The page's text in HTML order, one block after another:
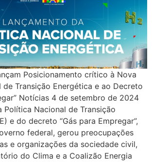
widget-image .widget-image-caption{color:var( –e-global-color-text );font-family:var( –e-global-typography-text-font-family ), Sans-serif;font-size:var( –e-global-typography-text-font-size );font-weight:var( –e-global-typography-text-font-weight );}.elementor-849 .elementor-element.elementor-element-4de3c7a4 > .elementor-widget-container{margin:-10px 0px 0px 0px;}.elementor-849 .elementor-element.elementor-element-5b0c3515{–display:flex;–flex-direction:row;–container-widget-width:initial;–container-widget-height:100%;–container-widget-flex-grow:1;–container-widget-align-self:stretch;–flex-wrap-mobile:wrap;–gap:0px 0px;–background-transition:0.3s;}.elementor-849 .elementor-element.elementor-element-4a0b3582{–display:flex;–flex-direction:column;–container-widget-width:100%;–container-widget-height:initial;–container-widget-flex-grow:0;–container-widget-align-self:initial;–flex-wrap-mobile:wrap;–background-transition:0.3s;}.elementor-849 .elementor-element.elementor-element-4a0b3582.e-con{–flex-grow:0;–flex-shrink:0;}.elementor-widget-heading .elementor-heading-title{color:var( –e-global-color-primary );font-family:var( –e-global-typography-primary-font-family ), Sans-serif;font-size:var( –e-global-typography-primary-font-size );font-weight:var( –e-global-typography-primary-font-weight );}.elementor-widget-text-editor{color:var( –e-global-color-text );font-family:var( –e-global-typography-text-font-family ), Sans-serif;font-size:var( –e-global-typography-text-font-size );font-weight:var( –e-global-typography-text-font-weight );}.elementor-widget-text-editor.elementor-drop-cap-view-stacked .elementor-drop-cap{background-color:var( –e-global-color-primary );}.elementor-widget-text-editor.elementor-drop-cap-view-framed .elementor-drop-cap, .elementor-widget-text-editor.elementor-drop-cap-view-default .elementor-drop-cap{color:var( –e-global-color-primary );border-color:var( –e-global-color-primary );}.elementor-849 .elementor-element.elementor-element-62327620{text-align:justify;color:#646464;}.elementor-849 .elementor-element.elementor-element-62327620 > .elementor-widget-container{margin:10px 10px 10px 10px;padding:10px 10px 10px 10px;}.elementor-widget-button .elementor-button{font-family:var( –e-global-typography-accent-font-family ), Sans-serif;font-size:var( –e-global-typography-accent-font-size );font-weight:var( –e-global-typography-accent-font-weight );background-color:var( –e-global-color-accent );}.elementor-849 .elementor-element.elementor-element-ee238a2 .elementor-button{font-family:”Roboto”, Sans-serif;font-size:30px;font-weight:500;text-decoration:none;}.elementor-849 .elementor-element.elementor-element-1b4e96ce .wpr-post-navigation-wrap{border-color:#e8e8e8;border-width:1px 0 1px 0;}.elementor-849 .elementor-element.elementor-element-1b4e96ce .wpr-post-nav-divider{background-color:#e8e8e8;width:1px;}.elementor-849 .elementor-element.elementor-element-1b4e96ce .wpr-post-navigation-wrap.wpr-post-nav-dividers{padding:0px 0px 0px 0px;}.elementor-849 .elementor-element.elementor-element-1b4e96ce .wpr-post-nav-bg-images .wpr-post-navigation{padding:0px 0px 0px 0px;}.elementor-849 .elementor-element.elementor-element-1b4e96ce .wpr-post-navigation i{color:#605BE5;border-color:#E8E8E8;transition:color 0.5s, background-color 0.5s, border-color 0.5s;font-size:7px;width:40px;height:50px;line-height:50px;border-style:none;border-radius:0px 0px 0px 0px;}.elementor-849 .elementor-element.elementor-element-1b4e96ce .wpr-post-navigation svg path{color:#605BE5;}.elementor-849 .elementor-element.elementor-element-1b4e96ce .wpr-posts-navigation-svg-wrapper svg{fill:#605BE5;transition:fill 0.5s;}.elementor-849 .elementor-element.elementor-element-1b4e96ce .wpr-posts-navigation-svg-wrapper{border-color:#E8E8E8;transition:background-color 0.5s, border-color 0.5s;width:40px;height:50px;border-style:none;border-radius:0px 0px 0px 0px;}.elementor-849 .elementor-element.elementor-element-1b4e96ce .wpr-post-nav-fixed.wpr-post-nav-hover img{transition:all 0.5s ease;}.elementor-849 .elementor-element.elementor-element-1b4e96ce .wpr-post-navigation svg{width:7px;}.elementor-849 .elementor-element.elementor-element-1b4e96ce .wpr-post-navigation-wrap i{font-size:7px;width:40px;height:50px;line-height:50px;}.elementor-849 .elementor-element.elementor-element-1b4e96ce .wpr-post-navigation-wrap svg{width:7px;}.elementor-849 .elementor-element.elementor-element-1b4e96ce .wpr-post-nav-fixed.wpr-post-nav-prev img{left:40px;}.elementor-849 .elementor-element.elementor-element-1b4e96ce .wpr-post-nav-fixed.wpr-post-nav-next img{right:40px;}.elementor-849 .elementor-element.elementor-element-1b4e96ce .wpr-post-nav-fixed.wpr-post-navigation img{height:50px;}.elementor-849 .elementor-element.elementor-element-1b4e96ce .wpr-post-nav-prev i{margin-right:0px;}.elementor-849 .elementor-element.elementor-element-1b4e96ce .wpr-post-nav-prev .wpr-posts-navigation-svg-wrapper{margin-right:0px;}.elementor-849 .elementor-element.elementor-element-1b4e96ce .wpr-post-nav-next i{margin-left:0px;}.elementor-849 .elementor-element.elementor-element-1b4e96ce .wpr-post-nav-next .wpr-posts-navigation-svg-wrapper{margin-left:0px;}.elementor-849 .elementor-element.elementor-element-1b4e96ce .wpr-post-nav-labels span{color:#605BE5;font-size:15px;transition:color 0.5s;}.elementor-849 .elementor-element.elementor-element-1b4e96ce .wpr-post-nav-labels span:hover{color:#54595f;}.elementor-849 .elementor-element.elementor-element-a3e128{–display:flex;–flex-direction:column;–container-widget-width:100%;–container-widget-height:initial;–container-widget-flex-grow:0;–container-widget-align-self:initial;–flex-wrap-mobile:wrap;–background-transition:0.3s;}.elementor-849 .elementor-element.elementor-element-adea8cf .elementor-heading-title{font-family:”Roboto”, Sans-serif;font-size:38px;font-weight:600;}.elementor-849 .elementor-element.elementor-element-adea8cf > .elementor-widget-container{margin:10px 10px 10px 10px;padding:5px 5px 5px 5px;}.elementor-widget-eael-post-grid .eael-meta-posted-on{font-family:var( –e-global-typography-text-font-family ), Sans-serif;font-size:var( –e-global-typography-text-font-size );font-weight:var( –e-global-typography-text-font-weight );}.elementor-widget-eael-post-grid .eael-entry-meta > span{font-family:var( –e-global-typography-text-font-family ), Sans-serif;font-size:var( –e-global-typography-text-font-size );font-weight:var( –e-global-typography-text-font-weight );}.elementor-widget-eael-post-grid .eael-entry-title, .elementor-widget-eael-post-grid .eael-entry-title a{font-family:var( –e-global-typography-primary-font-family ), Sans-serif;font-size:var( –e-global-typography-primary-font-size );font-weight:var( –e-global-typography-primary-font-weight );}.elementor-widget-eael-post-grid